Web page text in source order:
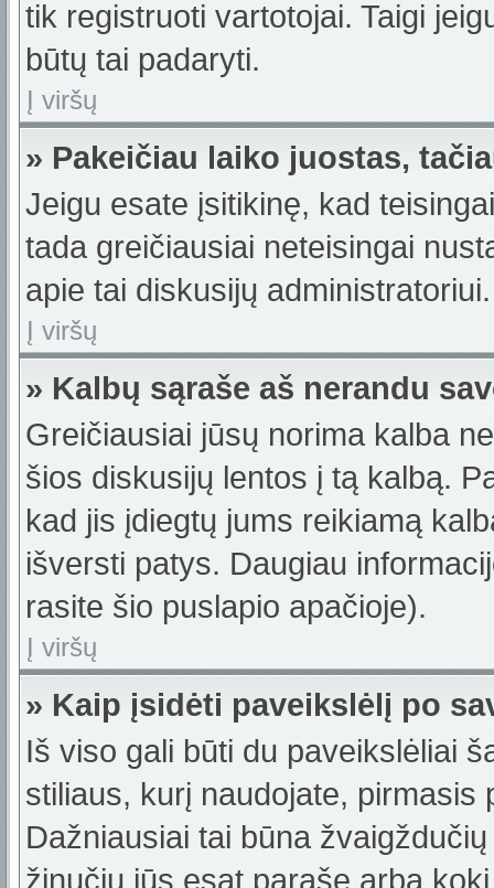
tik registruoti vartotojai. Taigi
būtų tai padaryti.
Į viršų
» Pakeičiau laiko juostas,
Jeigu esate įsitikinę, kad
tada greičiausiai neteisingai
apie tai diskusijų administratoriui.
Į viršų
» Kalbų sąraše aš nerandu
Greičiausiai jūsų norima kalba
šios diskusijų lentos į tą kalbą.
kad jis įdiegtų jums reikiamą
išversti patys. Daugiau
rasite šio puslapio apačioje).
Į viršų
» Kaip įsidėti paveikslėlį po
Iš viso gali būti du paveikslėliai
stiliaus, kurį naudojate,
Dažniausiai tai būna
žinučių jūs esat parašę arba